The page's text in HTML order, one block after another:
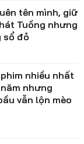
tên mình, giữ
Tuồng nhưng
sổ đỏ
nhiều nhất
nhưng
vẫn lộn mèo